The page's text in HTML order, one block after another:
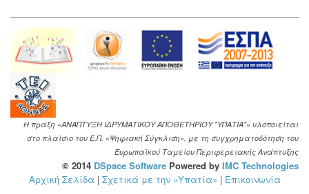
Η πράξη «ΑΝΑΠΤΥΞΗ ΙΔΡΥΜΑΤΙΚΟΥ ΑΠΟΘΕΤΗΡΙΟΥ "ΥΠΑΤΙΑ"» υλοποιείται
στο πλαίσιο του Ε.Π. «Ψηφιακή Σύγκλιση», με τη συγχρηματοδότηση του
Ευρωπαϊκού Ταμείου Περιφερειακής Ανάπτυξης
© 2014 DSpace Software Powered by IMC Technologies
Αρχική Σελίδα | Σχετικά με την «Υπατία» | Επικοινωνία